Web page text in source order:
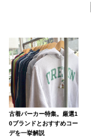
古着パーカー特集。厳選1
0ブランドとおすすめコー
デを一挙解説